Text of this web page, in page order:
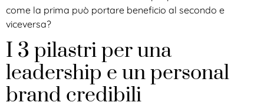
come la prima può portare beneficio al secondo e
viceversa?
I 3 pilastri per una
leadership e un personal
brand credibili